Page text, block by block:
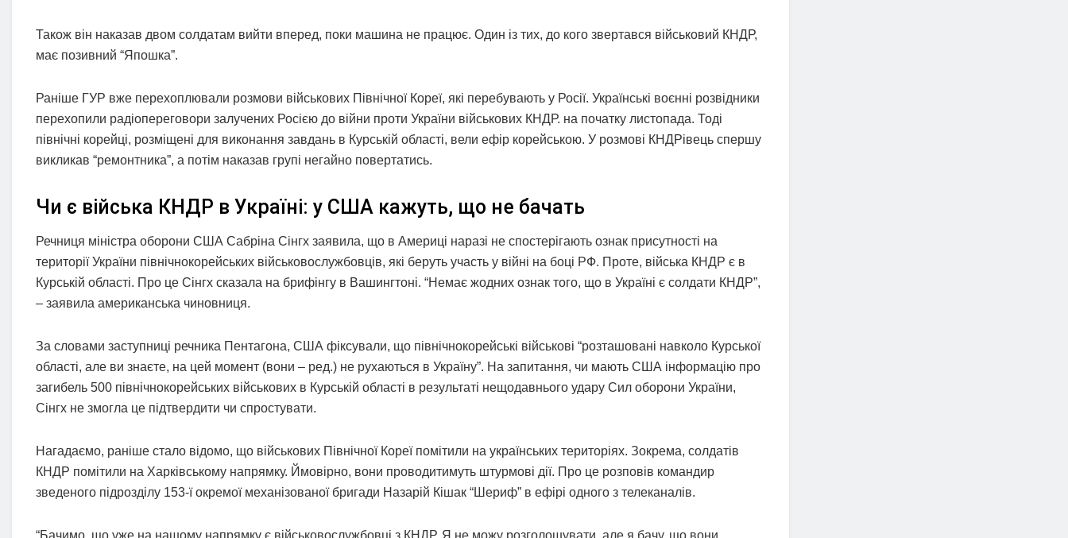
Також він наказав двом солдатам вийти вперед, поки машина не працює. Один із тих, до кого звертався військовий КНДР,
має позивний “Япошка”.
Раніше ГУР вже перехоплювали розмови військових Північної Кореї, які перебувають у Росії. Українські воєнні розвідники
перехопили радіопереговори залучених Росією до війни проти України військових КНДР. на початку листопада. Тоді
північні корейці, розміщені для виконання завдань в Курській області, вели ефір корейською. У розмові КНДРівець спершу
викликав “ремонтника”, а потім наказав групі негайно повертатись.
Чи є війська КНДР в Україні: у США кажуть, що не бачать
Речниця міністра оборони США Сабріна Сінгх заявила, що в Америці наразі не спостерігають ознак присутності на
території України північнокорейських військовослужбовців, які беруть участь у війні на боці РФ. Проте, війська КНДР є в
Курській області. Про це Сінгх сказала на брифінгу в Вашингтоні. “Немає жодних ознак того, що в Україні є солдати КНДР”,
– заявила американська чиновниця.
За словами заступниці речника Пентагона, США фіксували, що північнокорейські військові “розташовані навколо Курської
області, але ви знаєте, на цей момент (вони – ред.) не рухаються в Україну”. На запитання, чи мають США інформацію про
загибель 500 північнокорейських військових в Курській області в результаті нещодавнього удару Сил оборони України,
Сінгх не змогла це підтвердити чи спростувати.
Нагадаємо, раніше стало відомо, що військових Північної Кореї помітили на українських територіях. Зокрема, солдатів
КНДР помітили на Харківському напрямку. Ймовірно, вони проводитимуть штурмові дії. Про це розповів командир
зведеного підрозділу 153-ї окремої механізованої бригади Назарій Кішак “Шериф” в ефірі одного з телеканалів.
“Бачимо, що уже на нашому напрямку є військовослужбовці з КНДР. Я не можу розголошувати, але я бачу, що вони